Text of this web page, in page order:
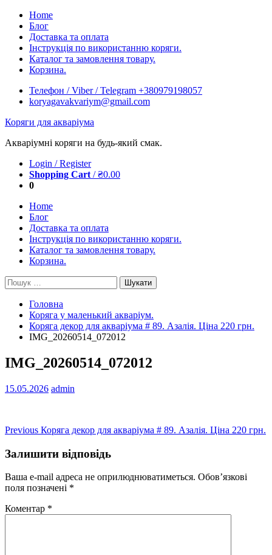
Skip
content
Home
Блог
Доставка та оплата
Інструкція по використанню коряги.
Каталог та замовлення товару.
Корзина.
Телефон / Viber / Telegram +380979198057
koryagavakvariym@gmail.com
Коряги для акваріума
Акваріумні коряги на будь-який смак.
Login / Register
Shopping Cart /₴0.00
0
Home
Блог
Доставка та оплата
Інструкція по використанню коряги.
Каталог та замовлення товару.
Корзина.
Пошук:
Головна
Коряга у маленький акваріум.
Коряга декор для акваріума # 89. Азалія. Ціна 220 грн.
IMG_20260514_072012
IMG_20260514_072012
15.05.2026 admin
Навігація
записів
Previous Previous
Коряга декор для акваріума # 89. Азалія. Ціна 220 грн.
Залишити відповідь
Ваша e-mail адреса не оприлюднюватиметься. Обов’язкові
поля позначені *
Коментар *